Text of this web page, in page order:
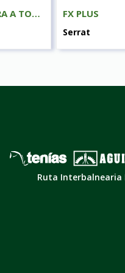
BIOTRITURADORA A TOMA DE FUERZA 3045Z FX PLUS
Serrat
Ruta Interbalnearia